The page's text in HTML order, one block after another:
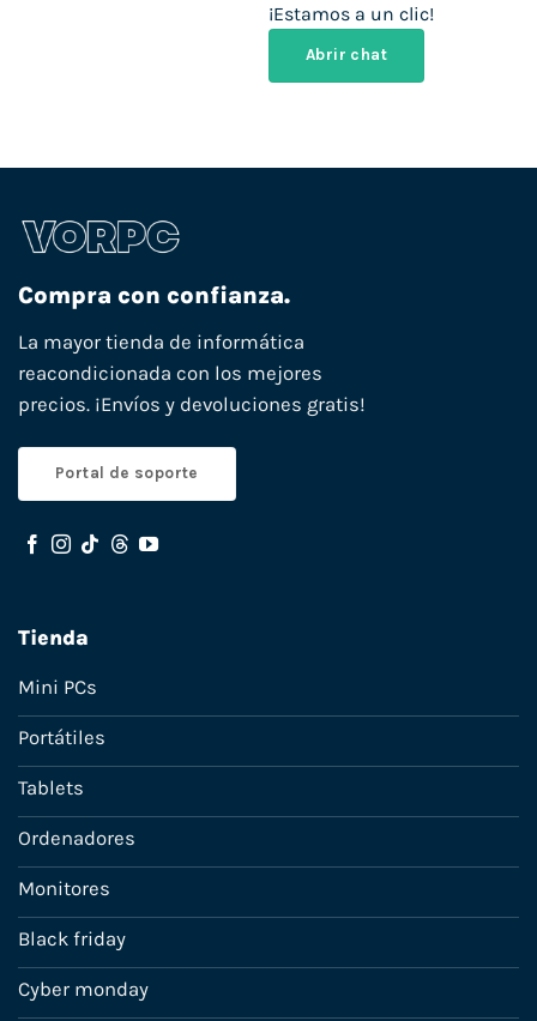
¡Estamos a un clic!
Abrir chat
Compra con confianza.
La mayor tienda de informática
reacondicionada con los mejores
precios. ¡Envíos y devoluciones gratis!
Portal de soporte
Tienda
Mini PCs
Portátiles
Tablets
Ordenadores
Monitores
Black friday
Cyber monday